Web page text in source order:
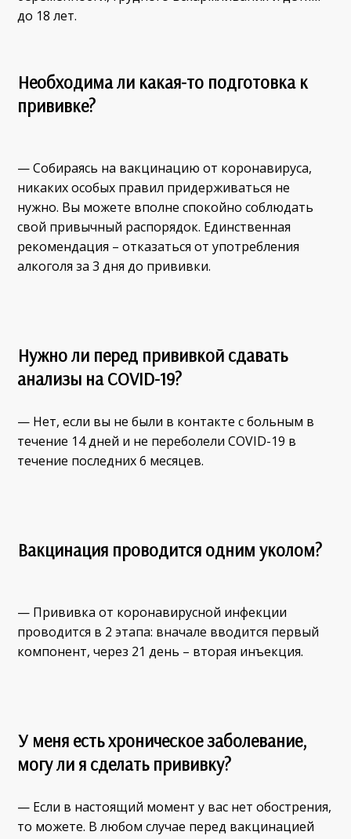
до 18 лет.
Необходима ли какая-то подготовка к
прививке?
— Собираясь на вакцинацию от коронавируса,
никаких особых правил придерживаться не
нужно. Вы можете вполне спокойно соблюдать
свой привычный распорядок. Единственная
рекомендация – отказаться от употребления
алкоголя за 3 дня до прививки.
Нужно ли перед прививкой сдавать
анализы на COVID-19?
— Нет, если вы не были в контакте с больным в
течение 14 дней и не переболели COVID-19 в
течение последних 6 месяцев.
Вакцинация проводится одним уколом?
— Прививка от коронавирусной инфекции
проводится в 2 этапа: вначале вводится первый
компонент, через 21 день – вторая инъекция.
У меня есть хроническое заболевание,
могу ли я сделать прививку?
— Если в настоящий момент у вас нет обострения,
то можете. В любом случае перед вакцинацией